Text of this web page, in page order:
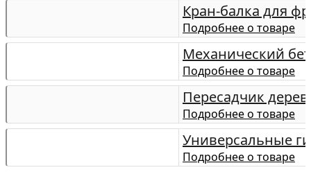
Кран-балка для
Подробнее о товаре
Механический
Подробнее о товаре
Пересадчик
Подробнее о товаре
Универсальные
Подробнее о товаре